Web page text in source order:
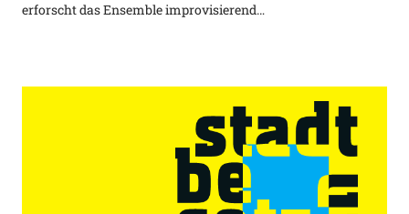
erforscht das Ensemble improvisierend…